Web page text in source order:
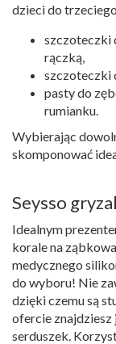
dzieci do
szczoteczki
rączką,
szczoteczki
pasty do
rumianku.
Wybierając
skomponować
Seysso
Idealnym
korale na
medycznego
do wyboru! Nie
dzięki czemu są
ofercie znajdziesz
serduszek.